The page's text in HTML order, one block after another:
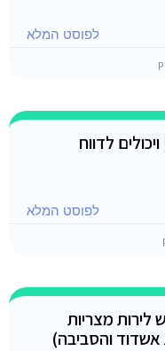
לפוסט המלא
מישהם היו Best‘s camp Sinai ויכולים לדווח
לפוסט המלא
למישהו יש לירות מצריות
והסביבה)